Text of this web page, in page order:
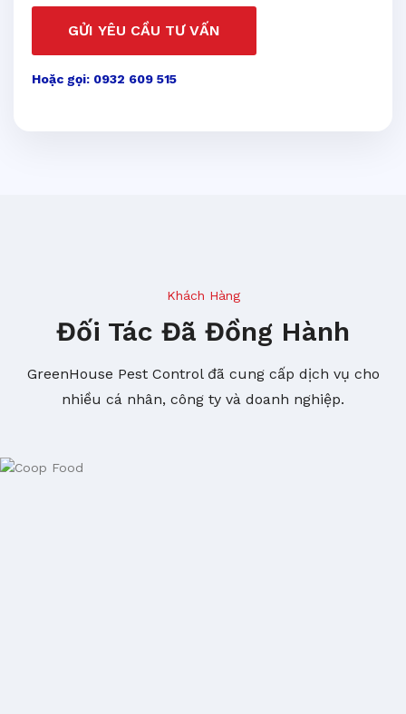
GỬI YÊU CẦU TƯ VẤN
Hoặc gọi: 0932 609 515
Khách Hàng
Đối Tác Đã Đồng Hành
GreenHouse Pest Control đã cung cấp dịch vụ cho
nhiều cá nhân, công ty và doanh nghiệp.